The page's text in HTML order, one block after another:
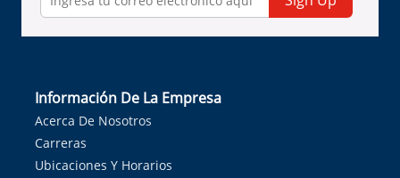
Información De La Empresa
Acerca De Nosotros
Carreras
Ubicaciones Y Horarios